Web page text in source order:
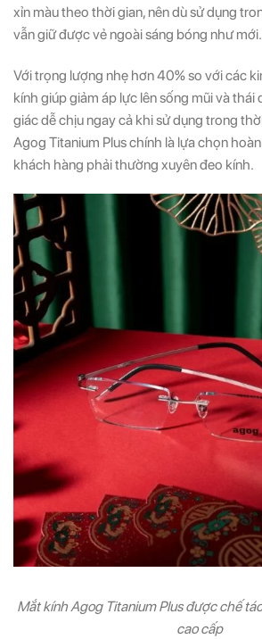
xỉn màu theo thời gian, nên dù sử dụng
vẫn giữ được vẻ ngoài sáng bóng như mới.
Với trọng lượng nhẹ hơn 40% so với các
kính giúp giảm áp lực lên sống mũi và thái
giác dễ chịu ngay cả khi sử dụng trong
Agog Titanium Plus chính là lựa chọn
khách hàng phải thường xuyên đeo kính.
Mắt kính Agog Titanium Plus được chế
cao cấp